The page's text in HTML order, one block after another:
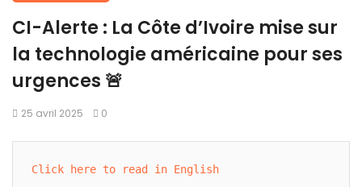
CI-Alerte : La Côte d’Ivoire mise sur
la technologie américaine pour ses
urgences 🚨
25 avril 2025 0
Click here to read in English